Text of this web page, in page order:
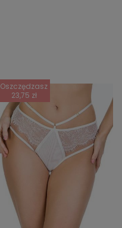
Oszczędzasz
23,75 zł